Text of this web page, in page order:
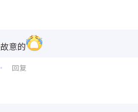
意的
• 回复